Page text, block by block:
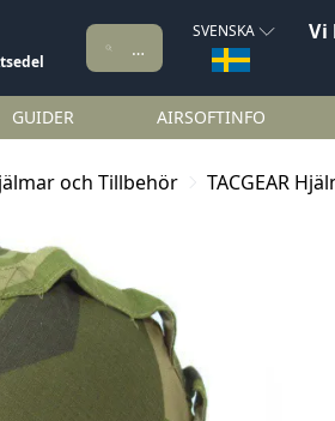
SVENSKA Vi
GUIDER AIRSOFTINFO
och Tillbehör TACGEAR